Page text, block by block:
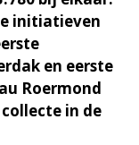
initiatieven
en eerste
Roermond
in de